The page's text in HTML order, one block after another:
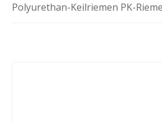
Polyurethan-Keilriemen PK-